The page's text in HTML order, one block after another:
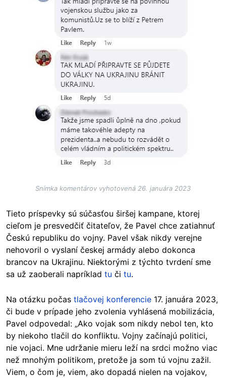
Snímka komentárov vyhotovená 26. januára 2023
Tieto príspevky sú súčasťou širšej kampane, ktorej
cieľom je presvedčiť čitateľov, že Pavel chce zatiahnuť
Českú republiku do vojny. Pavel však nikdy verejne
nehovoril o vyslaní českej armády alebo dokonca
brancov na Ukrajinu. Niektorými z týchto tvrdení sme
sa už zaoberali napríklad tu či tu.
Na otázku počas tlačovej konferencie 17. januára 2023,
či bude v prípade jeho zvolenia vyhlásená mobilizácia,
Pavel odpovedal: „Ako vojak som nikdy nebol ten, kto
by niekoho tlačil do konfliktu. Vojny začínajú politici,
nie vojaci. Mne udržanie mieru leží na srdci možno viac
než mnohým politikom, pretože ja som tú vojnu zažil.
Viem, o čom je, viem, ako dopadá nielen na vojakov,